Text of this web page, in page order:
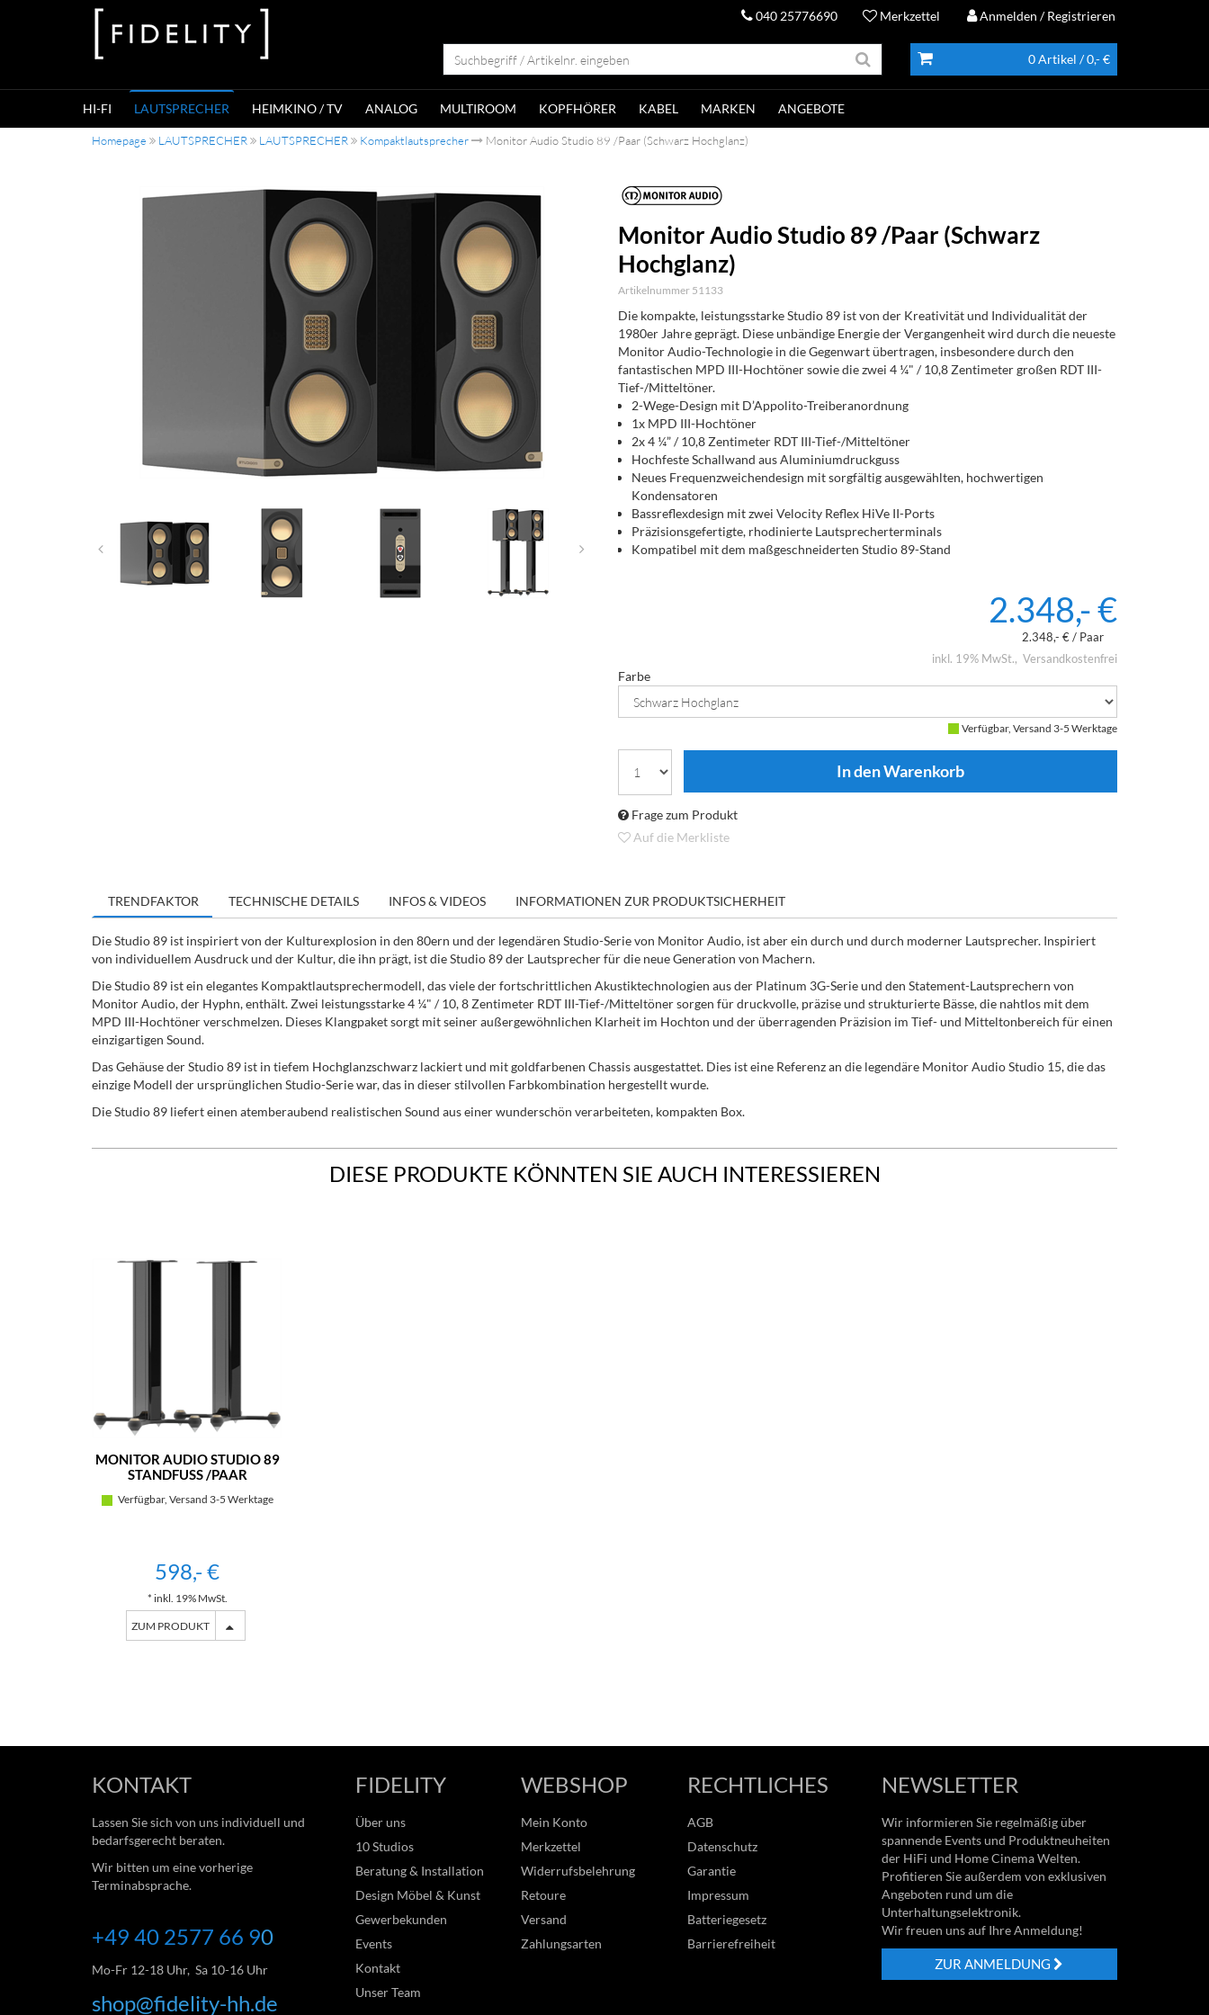
040 25776690 Merkzettel Anmelden / Registrieren
0 Artikel / 0,- €
HI-FI LAUTSPRECHER HEIMKINO / TV ANALOG MULTIROOM KOPFHÖRER KABEL MARKEN ANGEBOTE
Homepage LAUTSPRECHER LAUTSPRECHER Kompaktlautsprecher Monitor Audio Studio 89 /Paar (Schwarz Hochglanz)
Monitor Audio Studio 89 /Paar (Schwarz
Hochglanz)
Artikelnummer 51133
Die kompakte, leistungsstarke Studio 89 ist von der Kreativität und Individualität der
1980er Jahre geprägt. Diese unbändige Energie der Vergangenheit wird durch die neueste
Monitor Audio-Technologie in die Gegenwart übertragen, insbesondere durch den
fantastischen MPD III-Hochtöner sowie die zwei 4 ¼" / 10,8 Zentimeter großen RDT III-
Tief-/Mitteltöner.
2-Wege-Design mit D’Appolito-Treiberanordnung
1x MPD III-Hochtöner
2x 4 ¼” / 10,8 Zentimeter RDT III-Tief-/Mitteltöner
Hochfeste Schallwand aus Aluminiumdruckguss
Neues Frequenzweichendesign mit sorgfältig ausgewählten, hochwertigen
Kondensatoren
Bassreflexdesign mit zwei Velocity Reflex HiVe II-Ports
Präzisionsgefertigte, rhodinierte Lautsprecherterminals
Kompatibel mit dem maßgeschneiderten Studio 89-Stand
2.348,- €
2.348,- € / Paar
inkl. 19% MwSt.
Versandkostenfrei
Farbe
Verfügbar, Versand 3-5 Werktage
Frage zum Produkt
Auf die Merkliste
TRENDFAKTOR TECHNISCHE DETAILS INFOS & VIDEOS INFORMATIONEN ZUR PRODUKTSICHERHEIT
Die Studio 89 ist inspiriert von der Kulturexplosion in den 80ern und der legendären Studio-Serie von Monitor Audio, ist aber ein durch und durch moderner Lautsprecher. Inspiriert
von individuellem Ausdruck und der Kultur, die ihn prägt, ist die Studio 89 der Lautsprecher für die neue Generation von Machern.
Die Studio 89 ist ein elegantes Kompaktlautsprechermodell, das viele der fortschrittlichen Akustiktechnologien aus der Platinum 3G-Serie und den Statement-Lautsprechern von
Monitor Audio, der Hyphn, enthält. Zwei leistungsstarke 4 ¼" / 10, 8 Zentimeter RDT III-Tief-/Mitteltöner sorgen für druckvolle, präzise und strukturierte Bässe, die nahtlos mit dem
MPD III-Hochtöner verschmelzen. Dieses Klangpaket sorgt mit seiner außergewöhnlichen Klarheit im Hochton und der überragenden Präzision im Tief- und Mitteltonbereich für einen
einzigartigen Sound.
Das Gehäuse der Studio 89 ist in tiefem Hochglanzschwarz lackiert und mit goldfarbenen Chassis ausgestattet. Dies ist eine Referenz an die legendäre Monitor Audio Studio 15, die das
einzige Modell der ursprünglichen Studio-Serie war, das in dieser stilvollen Farbkombination hergestellt wurde.
Die Studio 89 liefert einen atemberaubend realistischen Sound aus einer wunderschön verarbeiteten, kompakten Box.
DIESE PRODUKTE KÖNNTEN SIE AUCH INTERESSIEREN
MONITOR AUDIO STUDIO 89
STANDFUSS /PAAR (
Verfügbar, Versand 3-5 Werktage
598,- €
* inkl. 19% MwSt.
ZUM PRODUKT
KONTAKT
Lassen Sie sich von uns individuell und
bedarfsgerecht beraten.
Wir bitten um eine vorherige
Terminabsprache.
+49 40 2577 66 90
Mo-Fr 12-18 Uhr, Sa 10-16 Uhr
shop@fidelity-hh.de
FIDELITY
Über uns
10 Studios
Beratung & Installation
Design Möbel & Kunst
Gewerbekunden
Events
Kontakt
Unser Team
WEBSHOP
Mein Konto
Merkzettel
Widerrufsbelehrung
Retoure
Versand
Zahlungsarten
RECHTLICHES
AGB
Datenschutz
Garantie
Impressum
Batteriegesetz
Barrierefreiheit
NEWSLETTER
Wir informieren Sie regelmäßig über
spannende Events und Produktneuheiten
der HiFi und Home Cinema Welten.
Profitieren Sie außerdem von exklusiven
Angeboten rund um die
Unterhaltungselektronik.
Wir freuen uns auf Ihre Anmeldung!
ZUR ANMELDUNG